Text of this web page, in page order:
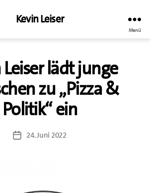
Kevin Leiser
Menü
Leiser lädt junge
zu „Pizza &
Politik“ ein
Beitragsdatum
24. Juni 2022